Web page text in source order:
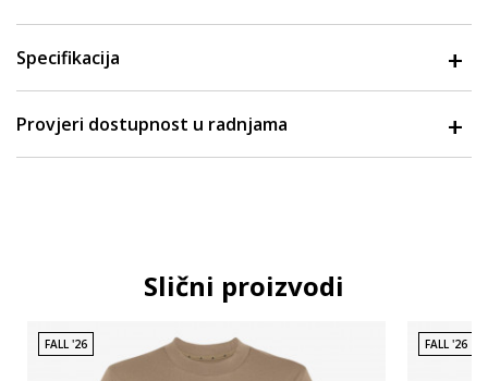
Specifikacija
Provjeri dostupnost u radnjama
Slični proizvodi
FALL '26 FALL '26